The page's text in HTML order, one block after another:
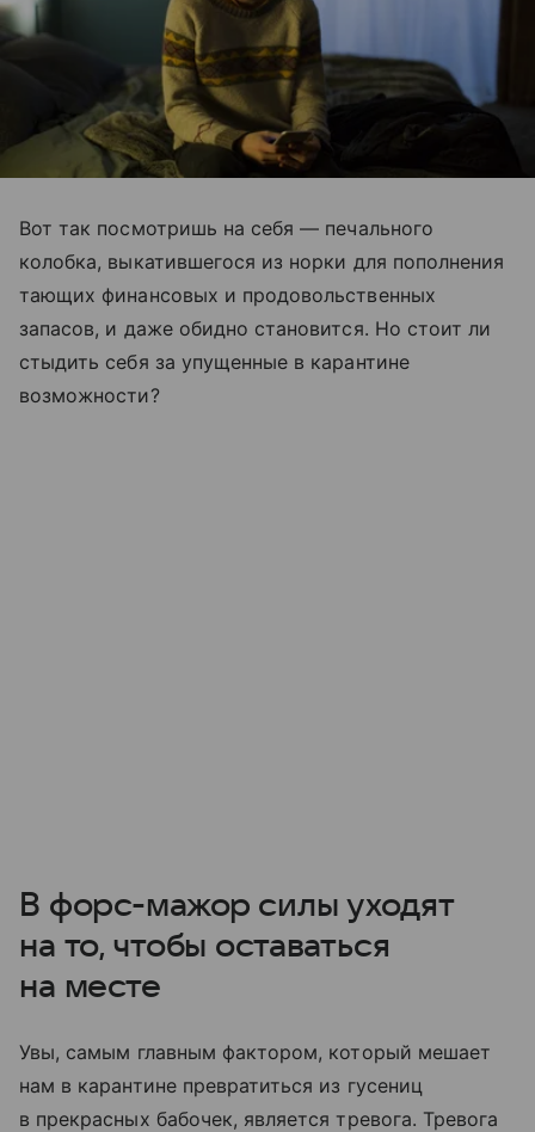
Вот так посмотришь на себя — печального
колобка, выкатившегося из норки для пополнения
тающих финансовых и продовольственных
запасов, и даже обидно становится. Но стоит ли
стыдить себя за упущенные в карантине
возможности?
В форс-мажор силы уходят
на то, чтобы оставаться
на месте
Увы, самым главным фактором, который мешает
нам в карантине превратиться из гусениц
в прекрасных бабочек, является тревога. Тревога